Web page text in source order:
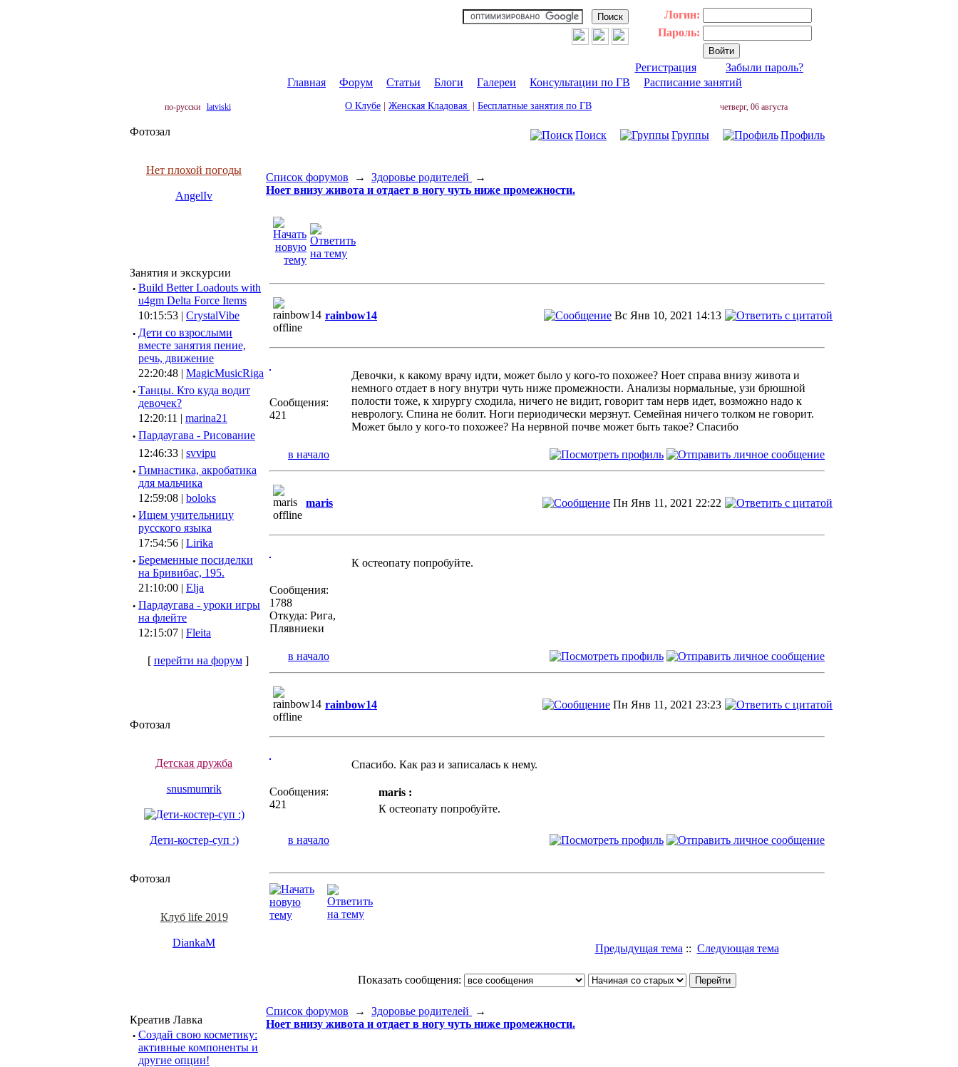
Логин:
Пароль:
Регистрация
Забыли пароль?
Главная
Форум Статьи Блоги Галереи Консультации по ГВ Расписание занятий
по-русски latviski О Клубе Женская Кладовая Бесплатные занятия по ГВ четверг, 06 августа
Фотозал
Нет плохой погоды
AngelIv
Занятия и экскурсии
· Build Better Loadouts with
u4gm Delta Force Items
10:15:53 | CrystalVibe
· Дети со взрослыми
вместе занятия пение,
речь, движение
22:20:48 | MagicMusicRiga
· Танцы. Кто куда водит
девочек?
12:20:11 | marina21
· Пардаугава - Рисование
12:46:33 | svvipu
· Гимнастика, акробатика
для мальчика
12:59:08 | boloks
· Ищем учительницу
русского языка
17:54:56 | Lirika
· Беременные посиделки
на Бривибас, 195.
21:10:00 | Elja
· Пардаугава - уроки игры
на флейте
12:15:07 | Fleita
[ перейти на форум]
Фотозал
Детская дружба
snusmumrik
Дети-костер-суп :)
Фотозал
Клуб life 2019
DiankaM
Креатив Лавка
· Создай свою косметику:
активные компоненты и
другие опции!
Поиск Группы Профиль
Список форумов → Здоровье родителей
→
Ноет внизу живота и отдает в ногу чуть ниже промежности.
rainbow14 Вс Янв 10, 2021 14:13
Сообщения:
421
Девочки, к какому врачу идти, может было у кого-то похожее? Ноет справа внизу живота и
немного отдает в ногу внутри чуть ниже промежности. Анализы нормальные, узи брюшной
полости тоже, к хирургу сходила, ничего не видит, говорит там нерв идет, возможно надо к
неврологу. Спина не болит. Ноги периодически мерзнут. Семейная ничего толком не говорит.
Может было у кого-то похожее? На нервной почве может быть такое? Спасибо
в начало
maris Пн Янв 11, 2021 22:22
Сообщения:
1788
Откуда: Рига,
Плявниеки
К остеопату попробуйте.
в начало
rainbow14 Пн Янв 11, 2021 23:23
Сообщения:
421
Спасибо. Как раз и записалась к нему.
maris :
К остеопату попробуйте.
в начало
Предыдущая тема :: Следующая тема
Показать сообщения:
Список форумов → Здоровье родителей
→
Ноет внизу живота и отдает в ногу чуть ниже промежности.